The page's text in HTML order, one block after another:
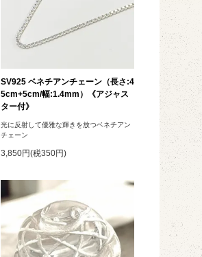
SV925 ベネチアンチェーン（長さ:4
5cm+5cm/幅:1.4mm）《アジャス
ター付》
光に反射して優雅な輝きを放つベネチアン
チェーン
3,850円(税350円)